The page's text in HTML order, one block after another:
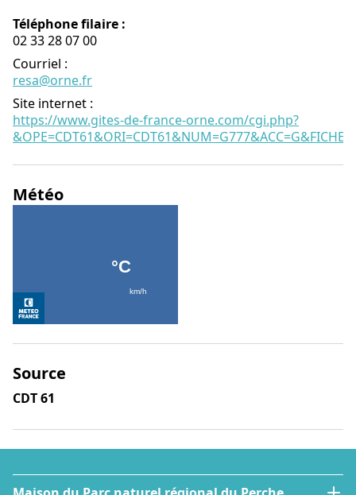
Téléphone filaire :
02 33 28 07 00
Courriel :
resa@orne.fr
Site internet :
https://www.gites-de-france-orne.com/cgi.php?
Météo
Source
CDT 61